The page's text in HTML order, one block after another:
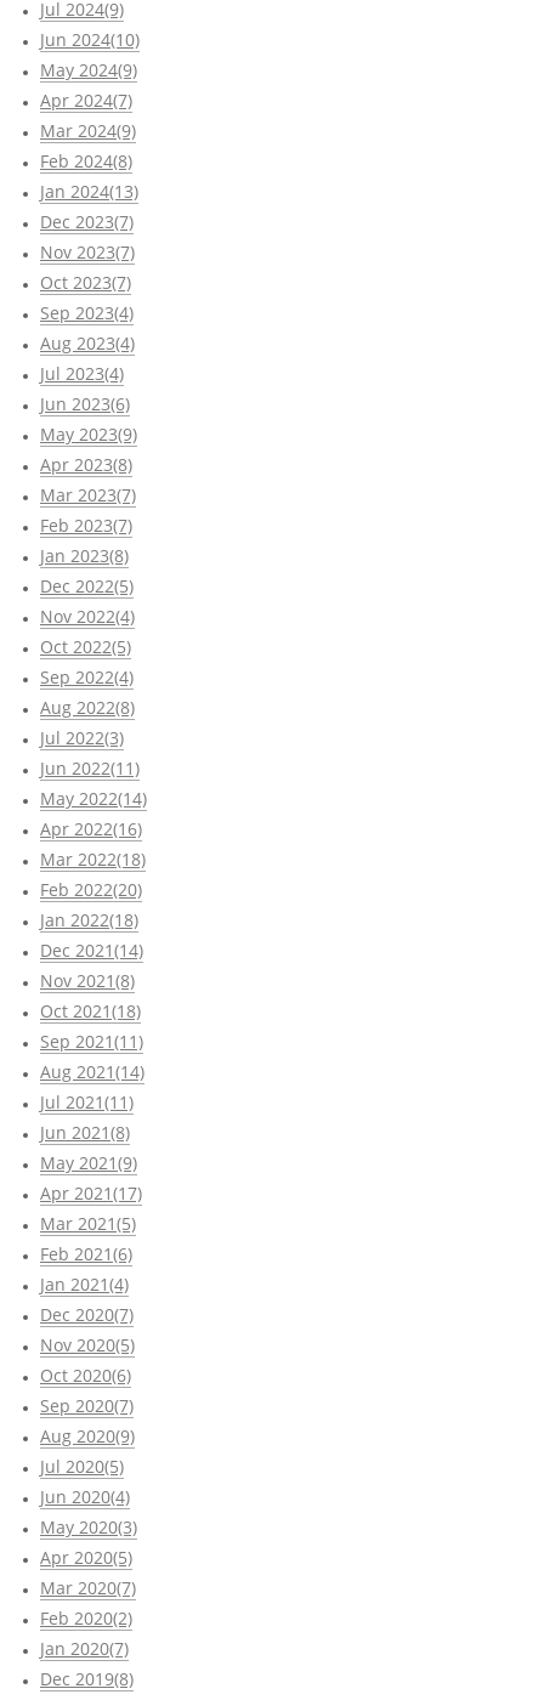
Jul 2024(9)
Jun 2024(10)
May 2024(9)
Apr 2024(7)
Mar 2024(9)
Feb 2024(8)
Jan 2024(13)
Dec 2023(7)
Nov 2023(7)
Oct 2023(7)
Sep 2023(4)
Aug 2023(4)
Jul 2023(4)
Jun 2023(6)
May 2023(9)
Apr 2023(8)
Mar 2023(7)
Feb 2023(7)
Jan 2023(8)
Dec 2022(5)
Nov 2022(4)
Oct 2022(5)
Sep 2022(4)
Aug 2022(8)
Jul 2022(3)
Jun 2022(11)
May 2022(14)
Apr 2022(16)
Mar 2022(18)
Feb 2022(20)
Jan 2022(18)
Dec 2021(14)
Nov 2021(8)
Oct 2021(18)
Sep 2021(11)
Aug 2021(14)
Jul 2021(11)
Jun 2021(8)
May 2021(9)
Apr 2021(17)
Mar 2021(5)
Feb 2021(6)
Jan 2021(4)
Dec 2020(7)
Nov 2020(5)
Oct 2020(6)
Sep 2020(7)
Aug 2020(9)
Jul 2020(5)
Jun 2020(4)
May 2020(3)
Apr 2020(5)
Mar 2020(7)
Feb 2020(2)
Jan 2020(7)
Dec 2019(8)